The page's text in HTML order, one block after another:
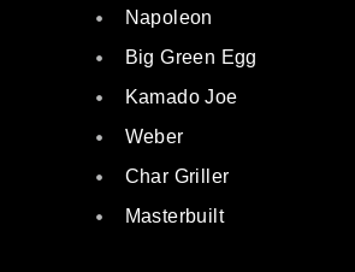
Napoleon
Big Green Egg
Kamado Joe
Weber
Char Griller
Masterbuilt